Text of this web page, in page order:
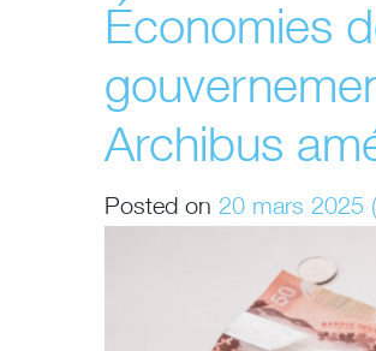
Économies
Archibus
Posted on 20 mars 2025